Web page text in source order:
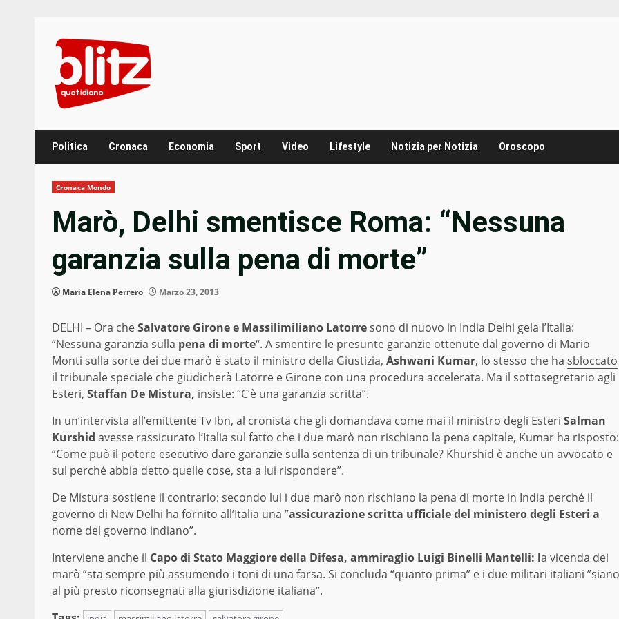
content
Politica Cronaca Economia Sport Video Lifestyle Notizia per Notizia Oroscopo
Cronaca Mondo
Marò, Delhi smentisce Roma: “Nessuna
garanzia sulla pena di morte”
Maria Elena Perrero Marzo 23, 2013
DELHI – Ora cheSalvatore Girone e Massilimiliano Latorresono di nuovo in India Delhi gela l’Italia:
“Nessuna garanzia sulla pena di morte“. A smentire le presunte garanzie ottenute dal governo di Mario
Monti sulla sorte dei due marò è stato il ministro della Giustizia, Ashwani Kumar, lo stesso che ha sbloccato
il tribunale speciale che giudicherà Latorre e Girone con una procedura accelerata. Ma il sottosegretario agli
Esteri, Staffan De Mistura, insiste: “C’è una garanzia scritta”.
In un’intervista all’emittente Tv Ibn, al cronista che gli domandava come mai il ministro degli Esteri Salman
Kurshid avesse rassicurato l’Italia sul fatto che i due marò non rischiano la pena capitale, Kumar ha risposto:
“Come può il potere esecutivo dare garanzie sulla sentenza di un tribunale? Khurshid è anche un avvocato e
sul perché abbia detto quelle cose, sta a lui rispondere”.
De Mistura sostiene il contrario: secondo lui i due marò non rischiano la pena di morte in India perché il
governo di New Delhi ha fornito all’Italia una ”assicurazione scritta ufficiale del ministero degli Esteri a
nome del governo indiano”.
Interviene anche il Capo di Stato Maggiore della Difesa, ammiraglio Luigi Binelli Mantelli: la vicenda dei
marò ”sta sempre più assumendo i toni di una farsa. Si concluda “quanto prima” e i due militari italiani ”siano
al più presto riconsegnati alla giurisdizione italiana”.